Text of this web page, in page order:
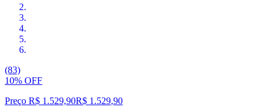
(83)
10% OFF
Preço R$ 1.529,90R$ 1.529,90